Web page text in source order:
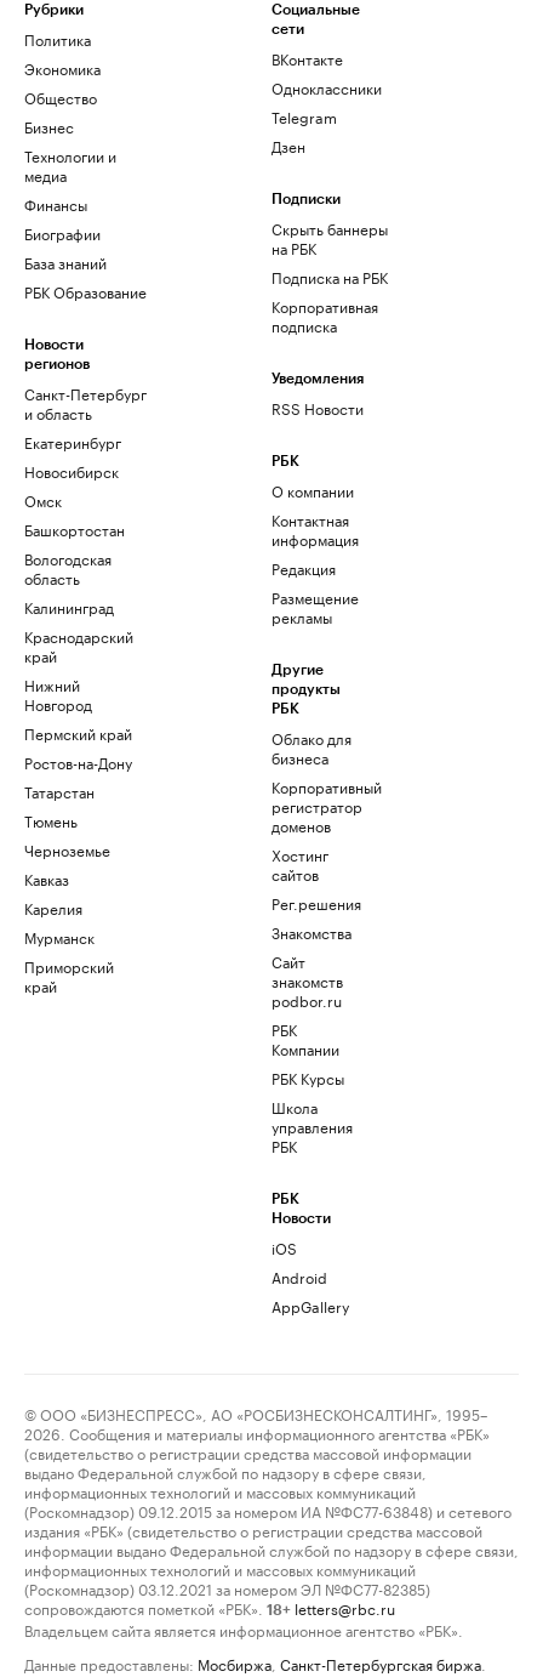
Рубрики
Политика
Экономика
Общество
Бизнес
Технологии и
медиа
Финансы
Биографии
База знаний
РБК Образование
Новости
регионов
Санкт-Петербург
и область
Екатеринбург
Новосибирск
Омск
Башкортостан
Вологодская
область
Калининград
Краснодарский
край
Нижний
Новгород
Пермский край
Ростов-на-Дону
Татарстан
Тюмень
Черноземье
Кавказ
Карелия
Мурманск
Приморский
край
Социальные
сети
ВКонтакте
Одноклассники
Telegram
Дзен
Подписки
Скрыть баннеры
на РБК
Подписка на РБК
Корпоративная
подписка
Уведомления
RSS Новости
РБК
О компании
Контактная
информация
Редакция
Размещение
рекламы
Другие
продукты
РБК
Облако для
бизнеса
Корпоративный
регистратор
доменов
Хостинг
сайтов
Рег.решения
Знакомства
Сайт
знакомств
podbor.ru
РБК
Компании
РБК Курсы
Школа
управления
РБК
РБК
Новости
iOS
Android
AppGallery
© ООО «БИЗНЕСПРЕСС», АО «РОСБИЗНЕСКОНСАЛТИНГ», 1995–
2026. Сообщения и материалы информационного агентства «РБК»
(свидетельство о регистрации средства массовой информации
выдано Федеральной службой по надзору в сфере связи,
информационных технологий и массовых коммуникаций
(Роскомнадзор) 09.12.2015 за номером ИА №ФС77-63848) и сетевого
издания «РБК» (свидетельство о регистрации средства массовой
информации выдано Федеральной службой по надзору в сфере связи,
информационных технологий и массовых коммуникаций
(Роскомнадзор) 03.12.2021 за номером ЭЛ №ФС77-82385)
сопровождаются пометкой «РБК».
18+ letters@rbc.ru
Владельцем сайта является информационное агентство «РБК».
Данные предоставлены: Мосбиржа Санкт-Петербургская биржа